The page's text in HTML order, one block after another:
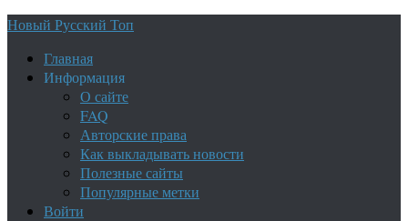
Новый Русский Топ
Главная
Информация
О сайте
FAQ
Авторские права
Как выкладывать новости
Полезные сайты
Популярные метки
Войти